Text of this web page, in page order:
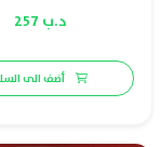
د.ب 257
أضف الى السلة